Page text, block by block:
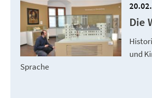
Die
und
Sprache